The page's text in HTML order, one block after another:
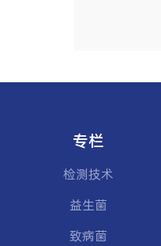
专栏
检测技术
益生菌
致病菌